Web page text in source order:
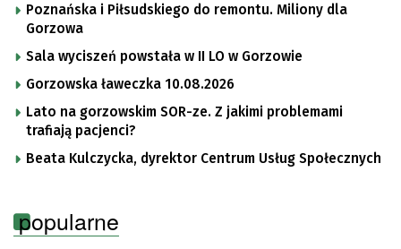
Poznańska i Piłsudskiego do remontu. Miliony dla
Gorzowa
Sala wyciszeń powstała w II LO w Gorzowie
Gorzowska ławeczka 10.08.2026
Lato na gorzowskim SOR-ze. Z jakimi problemami
trafiają pacjenci?
Beata Kulczycka, dyrektor Centrum Usług Społecznych
popularne